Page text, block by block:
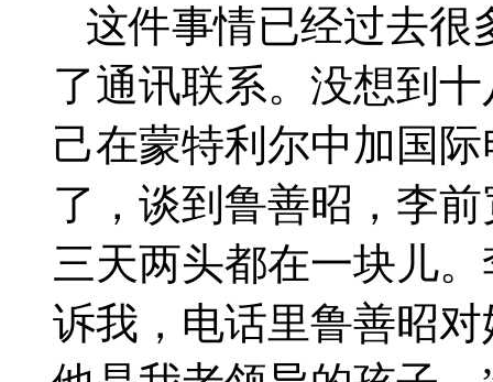
这件事情已经过去很
了通讯联系。没想到
己在蒙特利尔中加国
了，谈到鲁善昭，李
三天两头都在一块儿
诉我，电话里鲁善昭